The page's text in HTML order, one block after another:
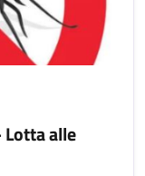
alle